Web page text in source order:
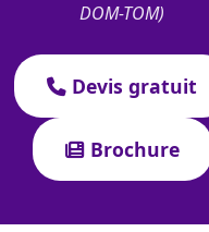
DOM-TOM)
Devis gratuit
Brochure